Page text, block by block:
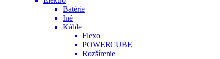
Batérie
Iné
Káble
Flexo
POWERCUBE
Rozšírenie